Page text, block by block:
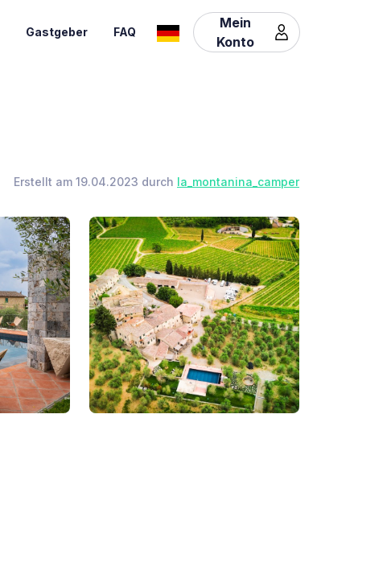
Gastgeber FAQ
Mein
Konto
Erstellt am 19.04.2023 durch la_montanina_camper